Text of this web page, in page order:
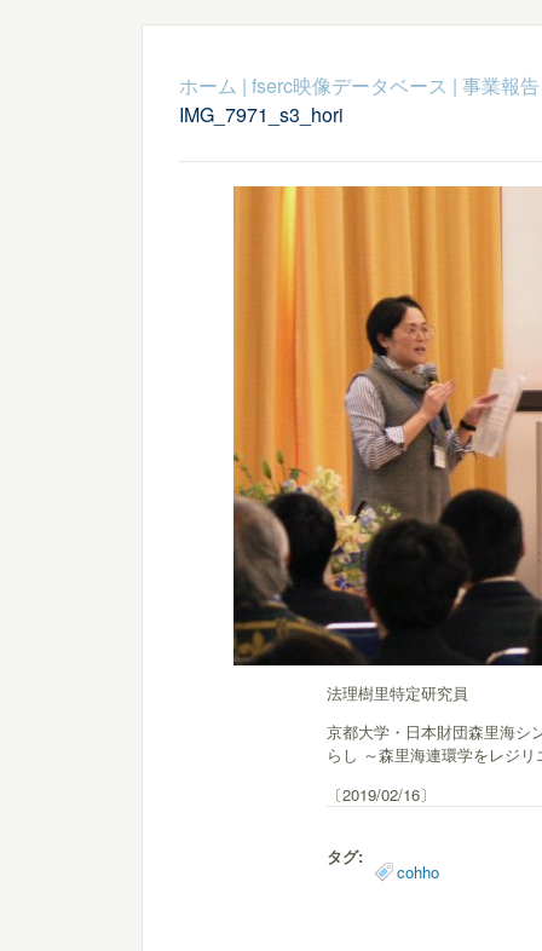
ホーム | fserc映像データベース | 事業報告
IMG_7971_s3_hori
法理樹里特定研究員
京都大学・日本財団森里海シ
らし ～森里海連環学をレジ
〔2019/02/16〕
タグ:
cohho